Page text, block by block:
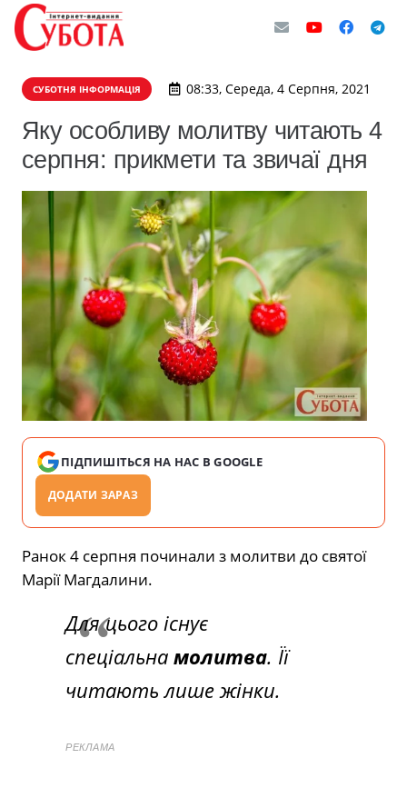
СУБОТНЯ ІНФОРМАЦІЯ 08:33, Середа, 4 Серпня, 2021
Яку особливу молитву читають 4
серпня: прикмети та звичаї дня
ПІДПИШІТЬСЯ НА НАС В GOOGLE
ДОДАТИ ЗАРАЗ
Ранок 4 серпня починали з молитви до святої
Марії Магдалини.
Для цього існує
спеціальна молитва. Її
читають лише жінки.
РЕКЛАМА